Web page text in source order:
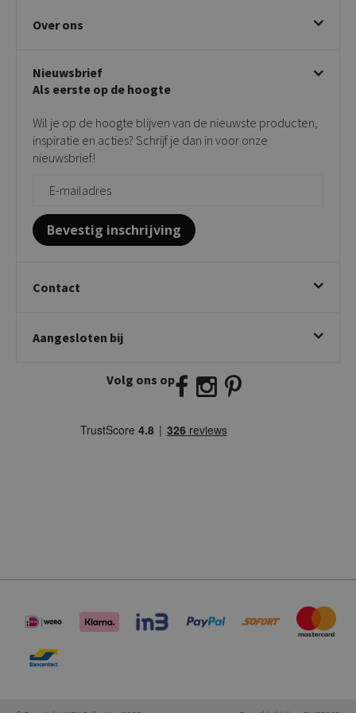
Klachtafhandeling
Privacy policy
Draaibare eetkamerstoelen
Taupe stoelen
Tuinstoelen
Bijzettafels
Over ons
Showroom
Contact
Onderhoudsproducten
Vloerbescherming
Giftcards
Nieuwsbrief
Als eerste op de hoogte
Wil je op de hoogte blijven van de nieuwste producten,
inspiratie en acties? Schrijf je dan in voor onze
nieuwsbrief!
Bevestig inschrijving
Contact
Twijnstraweg 2
info@kickcollection.nl
Aangesloten bij
Volg ons op